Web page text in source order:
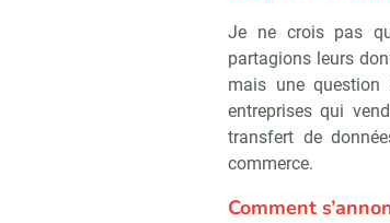
Je ne crois pas
partagions leurs
mais une question
entreprises qui
transfert de
commerce.
Comment